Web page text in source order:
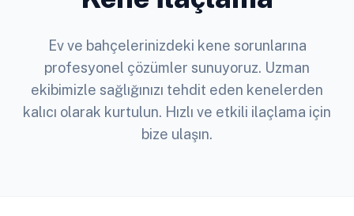
Ev ve bahçelerinizdeki kene sorunlarına
profesyonel çözümler sunuyoruz. Uzman
ekibimizle sağlığınızı tehdit eden kenelerden
kalıcı olarak kurtulun. Hızlı ve etkili ilaçlama için
bize ulaşın.